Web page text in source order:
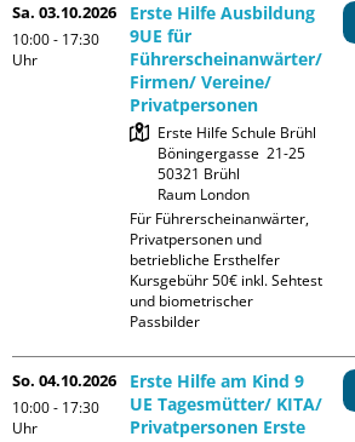
Sa. 03.10.2026
10:00 - 17:30
Uhr
Erste Hilfe Ausbildung
9UE für
Führerscheinanwärter/
Firmen/ Vereine/
Privatpersonen
Erste Hilfe Schule Brühl
Böningergasse  21-25
50321 Brühl
Raum London
Für Führerscheinanwärter,
Privatpersonen und
betriebliche Ersthelfer
Kursgebühr 50€ inkl. Sehtest
und biometrischer
Passbilder
So. 04.10.2026
10:00 - 17:30
Uhr
Erste Hilfe am Kind 9
UE Tagesmütter/ KITA/
Privatpersonen Erste